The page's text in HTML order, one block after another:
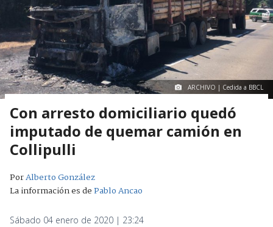
ARCHIVO | Cedida a BBCL
Con arresto domiciliario quedó
imputado de quemar camión en
Collipulli
PorAlberto González
La información es dePablo Ancao
Sábado 04 enero de 2020 | 23:24